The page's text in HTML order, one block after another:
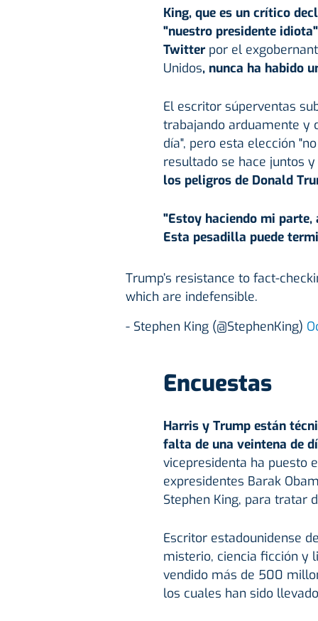
King, que es un crítico
"nuestro presidente
Twitter por el
Unidos, nunca ha habido
El escritor súperventas
trabajando arduamente y
día", pero esta elección
resultado se hace juntos
los peligros de Donald
"Estoy haciendo mi
Esta pesadilla puede
Trump’s resistance to fact-
which are indefensible.
- Stephen King (@StephenKing)
Encuestas
Harris y Trump están
falta de una veintena de
vicepresidenta ha puesto
expresidentes Barak
Stephen King, para tratar
Escritor estadounidense
misterio, ciencia ficción y
vendido más de 500
los cuales han sido